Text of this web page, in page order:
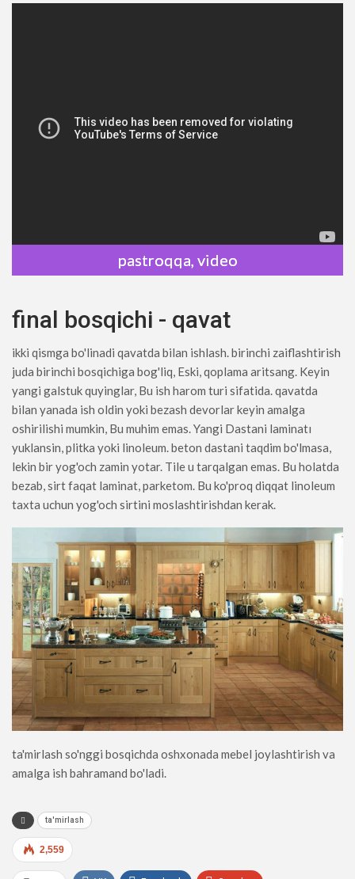
pastroqqa, video
final bosqichi - qavat
ikki qismga bo'linadi qavatda bilan ishlash. birinchi zaiflashtirish
juda birinchi bosqichiga bog'liq, Eski, qoplama aritsang. Keyin
yangi galstuk quyinglar, Bu ish harom turi sifatida. qavatda
bilan yanada ish oldin yoki bezash devorlar keyin amalga
oshirilishi mumkin, Bu muhim emas. Yangi Dastani laminatı
yuklansin, plitka yoki linoleum. beton dastani taqdim bo'lmasa,
lekin bir yog'och zamin yotar. Tile u tarqalgan emas. Bu holatda
bezab, sirt faqat laminat, parketom. Bu ko'proq diqqat linoleum
taxta uchun yog'och sirtini moslashtirishdan kerak.
ta'mirlash so'nggi bosqichda oshxonada mebel joylashtirish va
amalga ish bahramand bo'ladi.
ta'mirlash
2,559